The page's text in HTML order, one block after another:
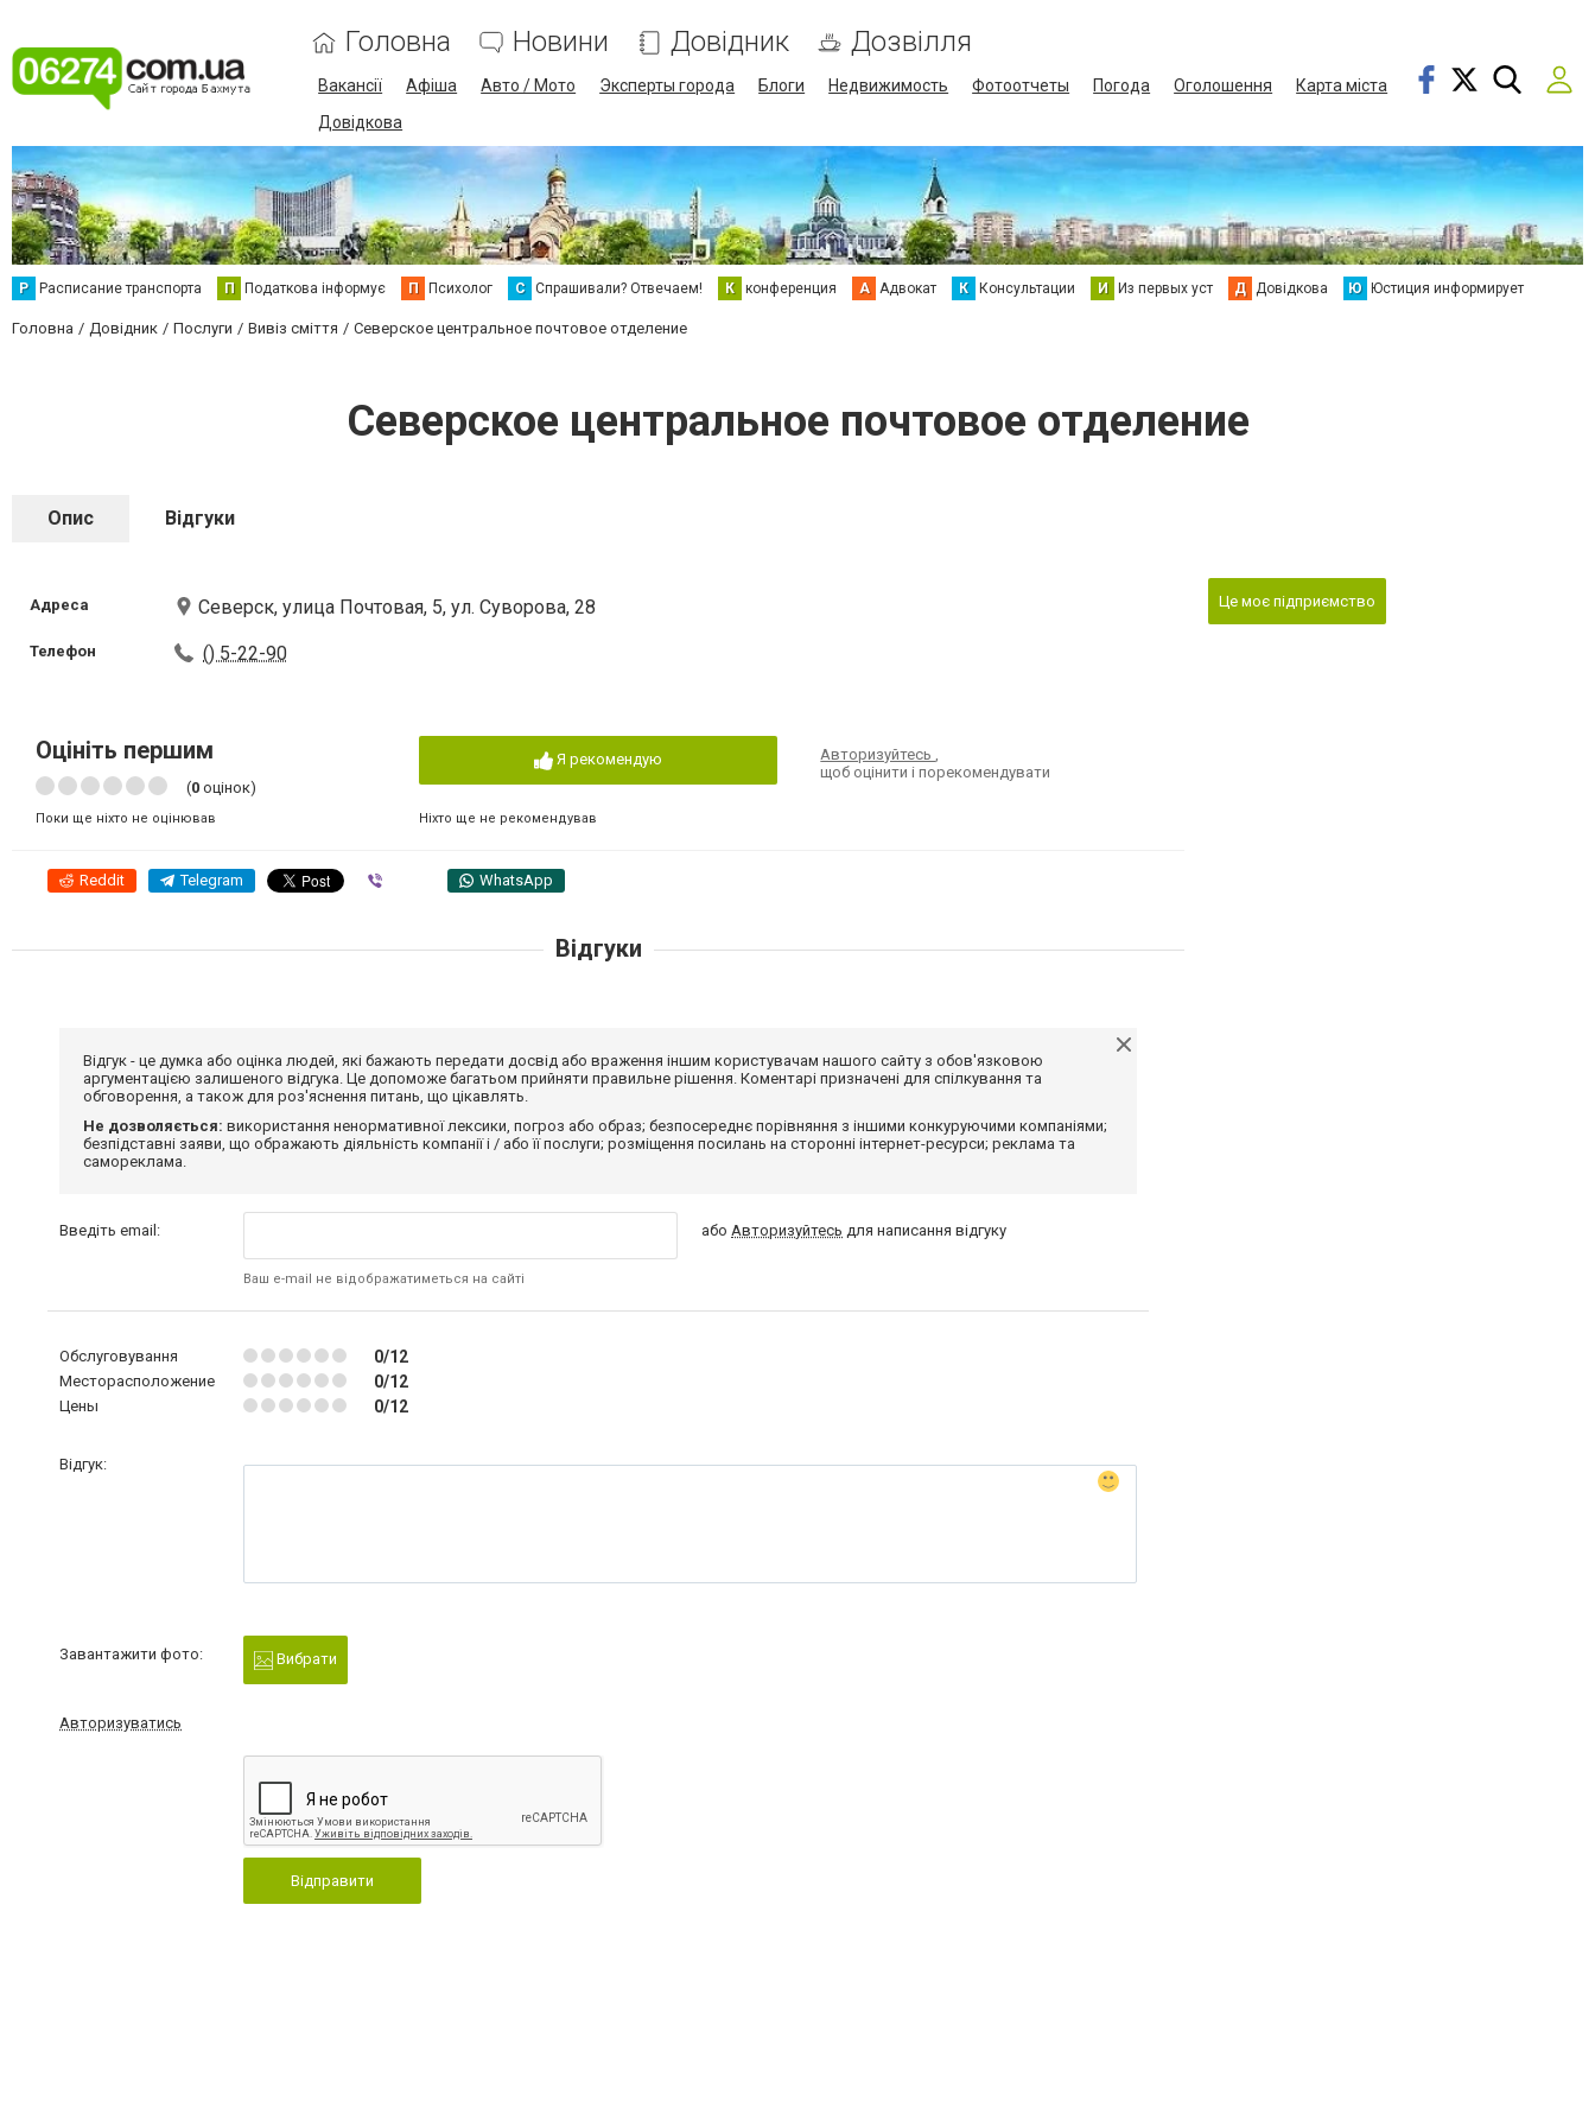
Головна Новини Довідник Дозвілля
Вакансії Афіша Авто / Мото Эксперты города Блоги Недвижимость Фотоотчеты Погода Оголошення
Карта міста
Довідкова
Р Расписание транспорта П Податкова інформує П Психолог С Спрашивали? Отвечаем! К конференция А Адвокат К Консультации И Из первых уст Д Довідкова Ю Юстиция информирует
Головна Довідник Послуги Вивіз сміття Северское центральное почтовое отделение
Северское центральное почтовое отделение
Опис Відгуки
Адреса Северск, улица Почтовая, 5, ул. Суворова, 28
Телефон () 5-22-90
Оцініть першим
(0 оцінок)
Поки ще ніхто не оцінював
Я рекомендую
Ніхто ще не рекомендував
Авторизуйтесь,
щоб оцінити і порекомендувати
Reddit Telegram WhatsApp
Це моє підприємство
Відгуки
Відгук - це думка або оцінка людей, які бажають передати досвід або враження іншим користувачам нашого сайту з обов'язковою
аргументацією залишеного відгука. Це допоможе багатьом прийняти правильне рішення. Коментарі призначені для спілкування та
обговорення, а також для роз'яснення питань, що цікавлять.
Не дозволяється: використання ненормативної лексики, погроз або образ; безпосереднє порівняння з іншими конкуруючими компаніями;
безпідставні заяви, що ображають діяльність компанії і / або її послуги; розміщення посилань на сторонні інтернет-ресурси; реклама та
самореклама.
Введіть email:
Ваш e-mail не відображатиметься на сайті
абоАвторизуйтесь для написання відгуку
Обслуговування 0/12
Месторасположение 0/12
Цены 0/12
Відгук:
Завантажити фото: Вибрати
Авторизуватись
Відправити